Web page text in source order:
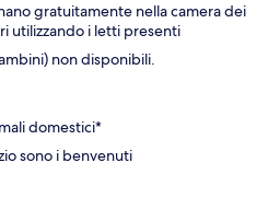
gratuitamente nella camera dei
utilizzando i letti presenti
non disponibili.
domestici*
sono i benvenuti